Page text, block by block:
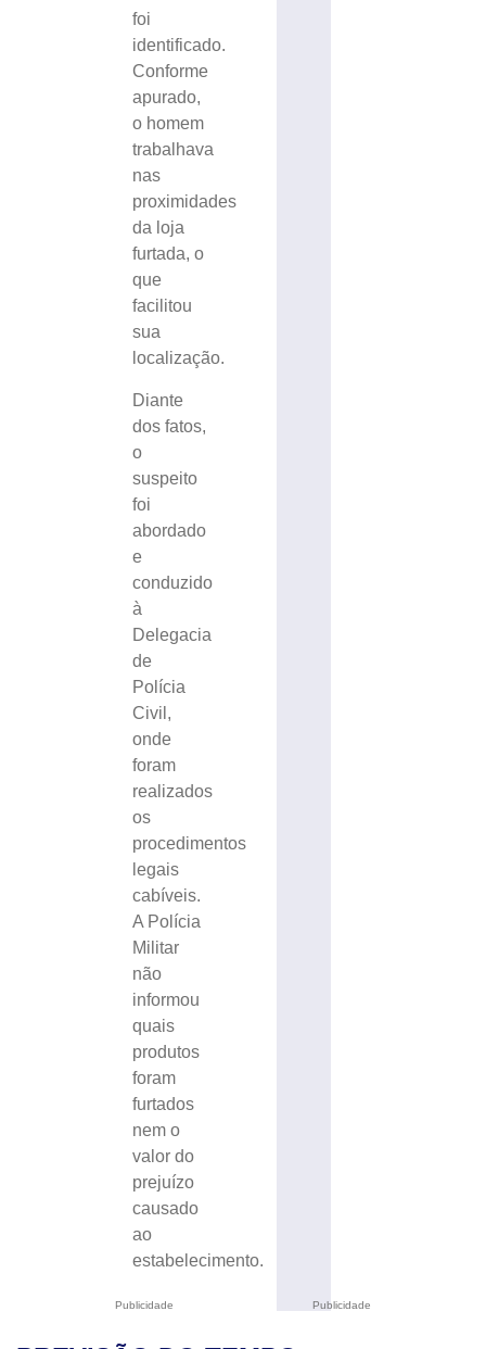
Publicidade
foi
identificado.
Conforme
apurado,
o homem
trabalhava
nas
proximidades
da loja
furtada, o
que
facilitou
sua
localização.
Diante
dos fatos,
o
suspeito
foi
abordado
e
conduzido
à
Delegacia
de
Polícia
Civil,
onde
foram
realizados
os
procedimentos
legais
cabíveis.
A Polícia
Militar
não
informou
quais
produtos
foram
furtados
nem o
valor do
prejuízo
causado
ao
estabelecimento.
Publicidade